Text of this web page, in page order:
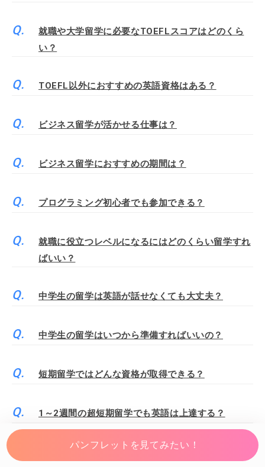
就職や大学留学に必要なTOEFLスコアはどのくら
い？
TOEFL以外におすすめの英語資格はある？
ビジネス留学が活かせる仕事は？
ビジネス留学におすすめの期間は？
プログラミング初心者でも参加できる？
就職に役立つレベルになるにはどのくらい留学すれ
ばいい？
中学生の留学は英語が話せなくても大丈夫？
中学生の留学はいつから準備すればいいの？
短期留学ではどんな資格が取得できる？
1～2週間の超短期留学でも英語は上達する？
短期留学の費用を安く済ませるには？
パンフレットを見てみたい！